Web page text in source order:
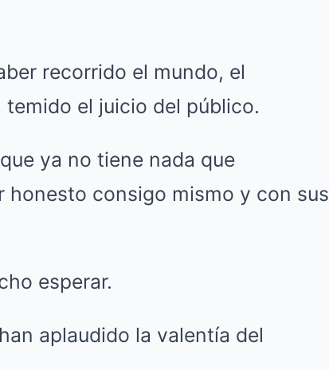
recorrido el mundo, el
el juicio del público.
ya no tiene nada que
honesto consigo mismo y con sus
esperar.
aplaudido la valentía del